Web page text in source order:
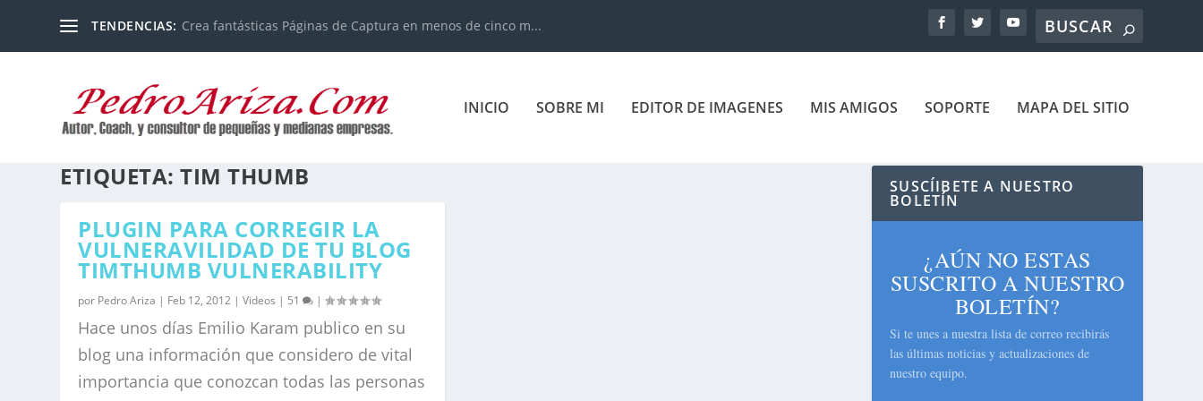
TENDENCIAS: Crea fantásticas Páginas de Captura en menos de cinco m...
INICIO SOBRE MI EDITOR DE IMAGENES MIS AMIGOS SOPORTE MAPA DEL SITIO
ETIQUETA:TIM THUMB
PLUGIN PARA CORREGIR LA
VULNERAVILIDAD DE TU BLOG
TIMTHUMB VULNERABILITY
por Pedro Ariza | Feb 12, 2012 |Videos | 51 |
Hace unos días Emilio Karam publico en su
blog una información que considero de vital
importancia que conozcan todas las personas
SUSCÍIBETE A NUESTRO
BOLETÍN
¿AÚN NO ESTAS
SUSCRITO A NUESTRO
BOLETÍN?
Si te unes a nuestra lista de correo recibirás
las últimas noticias y actualizaciones de
nuestro equipo.